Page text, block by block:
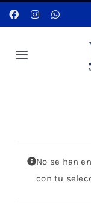
Saltar
al
Toggle
Dotaciones
No se han
con tu